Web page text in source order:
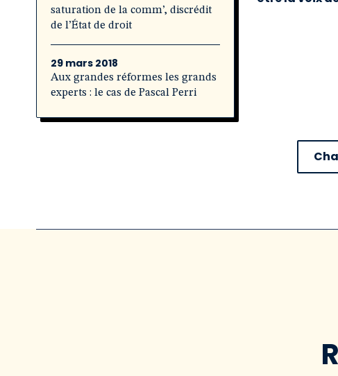
saturation de la comm’, discrédit
de l’État de droit
29 mars 2018
Aux grandes réformes les grands
experts : le cas de Pascal Perri